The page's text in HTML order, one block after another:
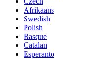
Afrikaans
Swedish
Polish
Basque
Catalan
Esperanto